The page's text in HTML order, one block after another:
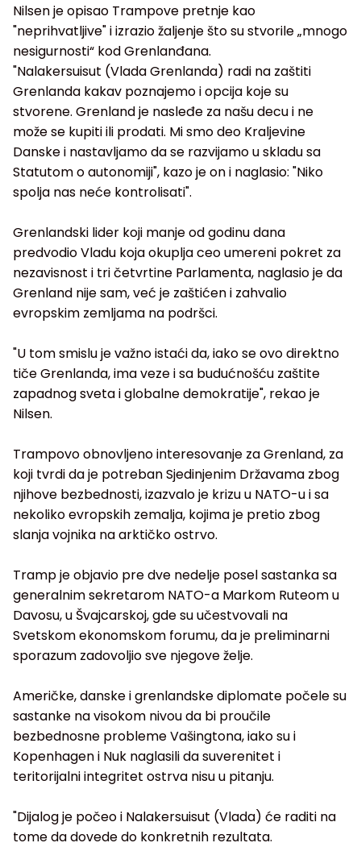
Nilsen je opisao Trampove pretnje kao
"neprihvatljive" i izrazio žaljenje što su stvorile „mnogo
nesigurnosti“ kod Grenlanđana.
"Nalakersuisut (Vlada Grenlanda) radi na zaštiti
Grenlanda kakav poznajemo i opcija koje su
stvorene. Grenland je nasleđe za našu decu i ne
može se kupiti ili prodati. Mi smo deo Kraljevine
Danske i nastavljamo da se razvijamo u skladu sa
Statutom o autonomiji", kazo je on i naglasio: "Niko
spolja nas neće kontrolisati".
Grenlandski lider koji manje od godinu dana
predvodio Vladu koja okuplja ceo umereni pokret za
nezavisnost i tri četvrtine Parlamenta, naglasio je da
Grenland nije sam, već je zaštićen i zahvalio
evropskim zemljama na podršci.
"U tom smislu je važno istaći da, iako se ovo direktno
tiče Grenlanda, ima veze i sa budućnošću zaštite
zapadnog sveta i globalne demokratije", rekao je
Nilsen.
Trampovo obnovljeno interesovanje za Grenland, za
koji tvrdi da je potreban Sjedinjenim Državama zbog
njihove bezbednosti, izazvalo je krizu u NATO-u i sa
nekoliko evropskih zemalja, kojima je pretio zbog
slanja vojnika na arktičko ostrvo.
Tramp je objavio pre dve nedelje posel sastanka sa
generalnim sekretarom NATO-a Markom Ruteom u
Davosu, u Švajcarskoj, gde su učestvovali na
Svetskom ekonomskom forumu, da je preliminarni
sporazum zadovoljio sve njegove želje.
Američke, danske i grenlandske diplomate počele su
sastanke na visokom nivou da bi proučile
bezbednosne probleme Vašingtona, iako su i
Kopenhagen i Nuk naglasili da suverenitet i
teritorijalni integritet ostrva nisu u pitanju.
"Dijalog je počeo i Nalakersuisut (Vlada) će raditi na
tome da dovede do konkretnih rezultata.